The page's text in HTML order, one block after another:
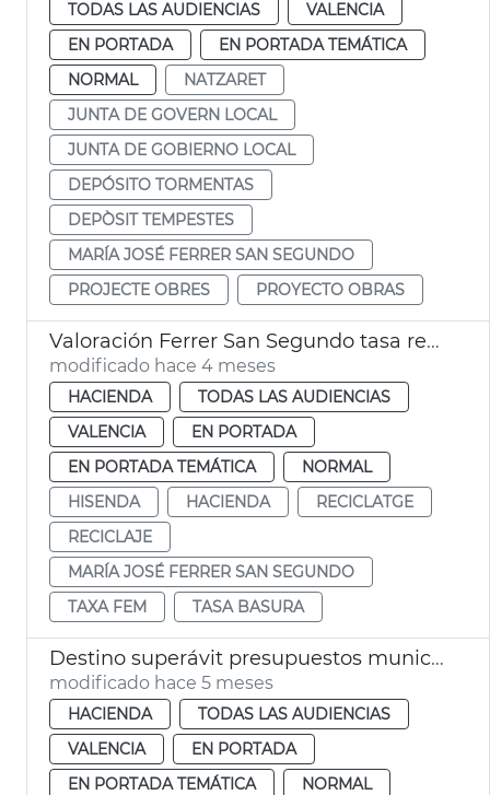
TODAS LAS AUDIENCIAS
VALENCIA
EN PORTADA
EN PORTADA TEMÁTICA
NORMAL
NATZARET
JUNTA DE GOVERN LOCAL
JUNTA DE GOBIERNO LOCAL
DEPÓSITO TORMENTAS
DEPÒSIT TEMPESTES
MARÍA JOSÉ FERRER SAN SEGUNDO
PROJECTE OBRES
PROYECTO OBRAS
Valoración Ferrer San Segundo tasa recogida basura
modificado hace 4 meses
HACIENDA
TODAS LAS AUDIENCIAS
VALENCIA
EN PORTADA
EN PORTADA TEMÁTICA
NORMAL
HISENDA
HACIENDA
RECICLATGE
RECICLAJE
MARÍA JOSÉ FERRER SAN SEGUNDO
TAXA FEM
TASA BASURA
Destino superávit presupuestos municipales 2025 València
modificado hace 5 meses
HACIENDA
TODAS LAS AUDIENCIAS
VALENCIA
EN PORTADA
EN PORTADA TEMÁTICA
NORMAL